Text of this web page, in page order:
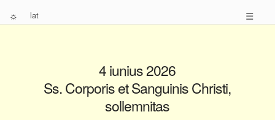
☼ lat ☰
4 iunius 2026
Ss. Corporis et Sanguinis Christi,
sollemnitas